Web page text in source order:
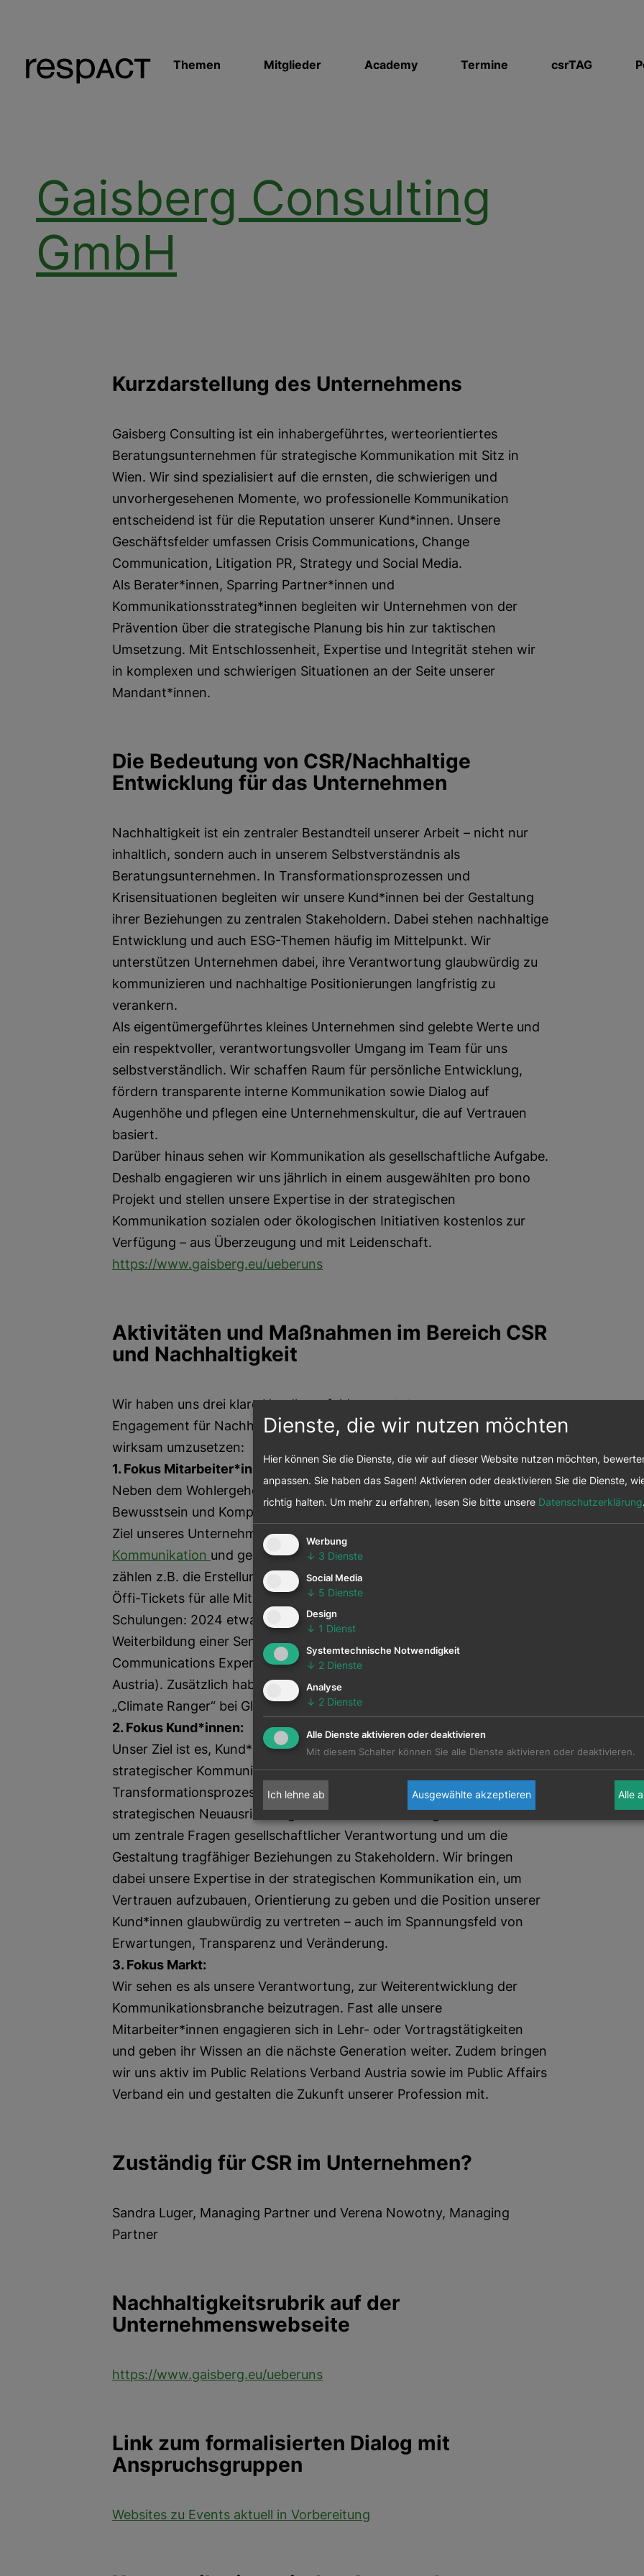
Themen Mitglieder Academy Termine csrTAG
Gaisberg Consulting
GmbH
Kurzdarstellung des Unternehmens
Gaisberg Consulting ist ein inhabergeführtes, werteorientiertes
Beratungsunternehmen für strategische Kommunikation mit Sitz in
Wien. Wir sind spezialisiert auf die ernsten, die schwierigen und
unvorhergesehenen Momente, wo professionelle Kommunikation
entscheidend ist für die Reputation unserer Kund*innen. Unsere
Geschäftsfelder umfassen Crisis Communications, Change
Communication, Litigation PR, Strategy und Social Media.
Als Berater*innen, Sparring Partner*innen und
Kommunikationsstrateg*innen begleiten wir Unternehmen von der
Prävention über die strategische Planung bis hin zur taktischen
Umsetzung. Mit Entschlossenheit, Expertise und Integrität stehen wir
in komplexen und schwierigen Situationen an der Seite unserer
Mandant*innen.
Die Bedeutung von CSR/Nachhaltige
Entwicklung für das Unternehmen
Nachhaltigkeit ist ein zentraler Bestandteil unserer Arbeit – nicht nur
inhaltlich, sondern auch in unserem Selbstverständnis als
Beratungsunternehmen. In Transformationsprozessen und
Krisensituationen begleiten wir unsere Kund*innen bei der Gestaltung
ihrer Beziehungen zu zentralen Stakeholdern. Dabei stehen nachhaltige
Entwicklung und auch ESG-Themen häufig im Mittelpunkt. Wir
unterstützen Unternehmen dabei, ihre Verantwortung glaubwürdig zu
kommunizieren und nachhaltige Positionierungen langfristig zu
verankern.
Als eigentümergeführtes kleines Unternehmen sind gelebte Werte und
ein respektvoller, verantwortungsvoller Umgang im Team für uns
selbstverständlich. Wir schaffen Raum für persönliche Entwicklung,
fördern transparente interne Kommunikation sowie Dialog auf
Augenhöhe und pflegen eine Unternehmenskultur, die auf Vertrauen
basiert.
Darüber hinaus sehen wir Kommunikation als gesellschaftliche Aufgabe.
Deshalb engagieren wir uns jährlich in einem ausgewählten pro bono
Projekt und stellen unsere Expertise in der strategischen
Kommunikation sozialen oder ökologischen Initiativen kostenlos zur
Verfügung – aus Überzeugung und mit Leidenschaft.
https://www.gaisberg.eu/ueberuns
Aktivitäten und Maßnahmen im Bereich CSR
und Nachhaltigkeit
Wir haben uns drei klare Handlungsfelder gesetzt, um unser
Engagement für Nachhaltigkeit und gesellschaftliche Verantwortung
wirksam umzusetzen:
1. Fokus Mitarbeiter*innen:
Neben dem Wohlergehen unserer Mitarbeiter*innen ist der Aufbau von
Bewusstsein und Kompetenz im Bereich Nachhaltigkeit ein zentrales
Ziel unseres Unternehmens. Dafür fördern wir
Kommunikation und gezielte Weiterbildung. Zu unseren Maßnahmen
zählen z.B. die Erstellung einer eigenen CO
Öffi-Tickets für alle Mitarbeiter*innen sowie regelmäßige ESG-
Schulungen: 2024 etwa durch zwei Workshops mit easyESG sowie die
Weiterbildung einer Senior Beraterin zur „Certified Sustainability
Communications Expert“ durch den PRVA (Public Relations Verband
Austria). Zusätzlich haben mehrere Kolleginnen die Ausbildung zum
„Climate Ranger“ bei Glacier absolviert.
2. Fokus Kund*innen:
Unser Ziel ist es, Kund*innen in herausfordernden Situationen mit
strategischer Kommunikation zu stärken – etwa in
Transformationsprozessen, bei Krisen, Rechtsstreitigkeiten oder
strategischen Neuausrichtungen. In solchen Phasen geht es fast immer
um zentrale Fragen gesellschaftlicher Verantwortung und um die
Gestaltung tragfähiger Beziehungen zu Stakeholdern. Wir bringen
dabei unsere Expertise in der strategischen Kommunikation ein, um
Vertrauen aufzubauen, Orientierung zu geben und die Position unserer
Kund*innen glaubwürdig zu vertreten – auch im Spannungsfeld von
Erwartungen, Transparenz und Veränderung.
3. Fokus Markt:
Wir sehen es als unsere Verantwortung, zur Weiterentwicklung der
Kommunikationsbranche beizutragen. Fast alle unsere
Mitarbeiter*innen engagieren sich in Lehr- oder Vortragstätigkeiten
und geben ihr Wissen an die nächste Generation weiter. Zudem bringen
wir uns aktiv im Public Relations Verband Austria sowie im Public Affairs
Verband ein und gestalten die Zukunft unserer Profession mit.
Zuständig für CSR im Unternehmen?
Sandra Luger, Managing Partner und Verena Nowotny, Managing
Partner
Nachhaltigkeitsrubrik auf der
Unternehmenswebseite
https://www.gaisberg.eu/ueberuns
Link zum formalisierten Dialog mit
Anspruchsgruppen
Websites zu Events aktuell in Vorbereitung
Dienste, die wir nutzen möchten
Hier können Sie die Dienste, die wir auf dieser Website nutzen möchten,
anpassen. Sie haben das Sagen! Aktivieren oder deaktivieren Sie die Dienste,
richtig halten. Um mehr zu erfahren, lesen Sie bitte unsere Datenschutzerklärung.
Werbung
↓ 3 Dienste
Social Media
↓ 5 Dienste
Design
↓ 1 Dienst
Systemtechnische Notwendigkeit
↓ 2 Dienste
Analyse
↓ 2 Dienste
Alle Dienste aktivieren oder deaktivieren
Mit diesem Schalter können Sie alle Dienste aktivieren oder deaktivieren.
Ich lehne ab Ausgewählte akzeptieren Alle